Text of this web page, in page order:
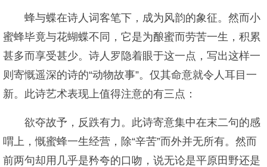
蜂与蝶在诗人词客笔下，成为风韵的象征。然而小
蜜蜂毕竟与花蝴蝶不同，它是为酿蜜而劳苦一生，积累
甚多而享受甚少。诗人罗隐着眼于这一点，写出这样一
则寄慨遥深的诗的“动物故事”。仅其命意就令人耳目一
新。此诗艺术表现上值得注意的有三点：
欲夺故予，反跌有力。此诗寄意集中在末二句的感
喟上，慨蜜蜂一生经营，除“辛苦”而外并无所有。然而
前两句却用几乎是矜夸的口吻，说无论是平原田野还是